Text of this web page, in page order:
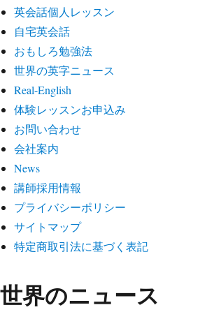
英会話個人レッスン
自宅英会話
おもしろ勉強法
世界の英字ニュース
Real-English
体験レッスンお申込み
お問い合わせ
会社案内
News
講師採用情報
プライバシーポリシー
サイトマップ
特定商取引法に基づく表記
世界のニュース